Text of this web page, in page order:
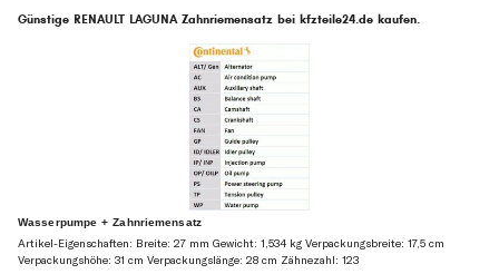
Günstige RENAULT LAGUNA Zahnriemensatz bei kfzteile24.de kaufen.
Wasserpumpe + Zahnriemensatz
Artikel-Eigenschaften: Breite: 27 mm Gewicht: 1,534 kg Verpackungsbreite: 17,5 cm
Verpackungshöhe: 31 cm Verpackungslänge: 28 cm Zähnezahl: 123